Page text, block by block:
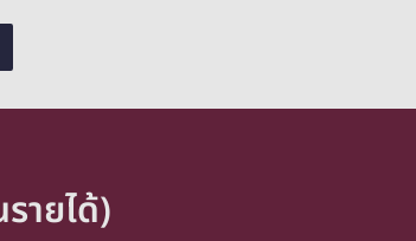
ายได้)